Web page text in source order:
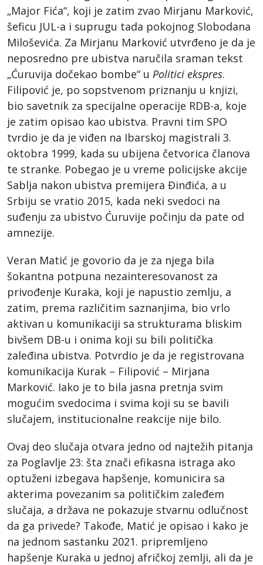
„Major Fića“, koji je zatim zvao Mirjanu Marković,
šeficu JUL-a i suprugu tada pokojnog Slobodana
Miloševića. Za Mirjanu Marković utvrđeno je da je
neposredno pre ubistva naručila sraman tekst
„Ćuruvija dočekao bombe“ u Politici ekspres.
Filipović je, po sopstvenom priznanju u knjizi,
bio savetnik za specijalne operacije RDB-a, koje
je zatim opisao kao ubistva. Pravni tim SPO
tvrdio je da je viđen na Ibarskoj magistrali 3.
oktobra 1999, kada su ubijena četvorica članova
te stranke. Pobegao je u vreme policijske akcije
Sablja nakon ubistva premijera Đinđića, a u
Srbiju se vratio 2015, kada neki svedoci na
suđenju za ubistvo Ćuruvije počinju da pate od
amnezije.
Veran Matić je govorio da je za njega bila
šokantna potpuna nezainteresovanost za
privođenje Kuraka, koji je napustio zemlju, a
zatim, prema različitim saznanjima, bio vrlo
aktivan u komunikaciji sa strukturama bliskim
bivšem DB-u i onima koji su bili politička
zaleđina ubistva. Potvrdio je da je registrovana
komunikacija Kurak – Filipović – Mirjana
Marković. Iako je to bila jasna pretnja svim
mogućim svedocima i svima koji su se bavili
slučajem, institucionalne reakcije nije bilo.
Ovaj deo slučaja otvara jedno od najtežih pitanja
za Poglavlje 23: šta znači efikasna istraga ako
optuženi izbegava hapšenje, komunicira sa
akterima povezanim sa političkim zaleđem
slučaja, a država ne pokazuje stvarnu odlučnost
da ga privede? Takođe, Matić je opisao i kako je
na jednom sastanku 2021. pripremljeno
hapšenje Kuraka u jednoj afričkoj zemlji, ali da je